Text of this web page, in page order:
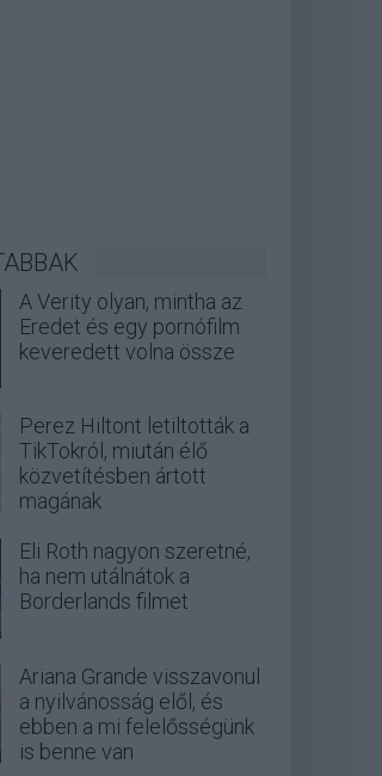
A Verity olyan, mintha az
Eredet és egy pornófilm
keveredett volna össze
Perez Hiltont letiltották a
TikTokról, miután élő
közvetítésben ártott
magának
Eli Roth nagyon szeretné,
ha nem utálnátok a
Borderlands filmet
Ariana Grande visszavonul
a nyilvánosság elől, és
ebben a mi felelősségünk
is benne van